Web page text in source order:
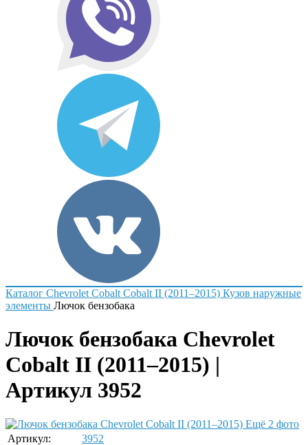
Каталог Chevrolet Cobalt Cobalt II (2011–2015) Кузов наружные
элементы Лючок бензобака
Лючок бензобака Chevrolet
Cobalt II (2011–2015) |
Артикул 3952
Ещё 2 фото
Артикул:
3952